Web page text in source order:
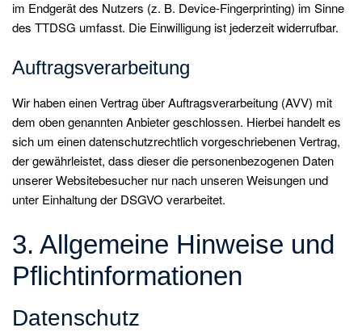
im Endgerät des Nutzers (z. B. Device-Fingerprinting) im Sinne
des TTDSG umfasst. Die Einwilligung ist jederzeit widerrufbar.
Auftragsverarbeitung
Wir haben einen Vertrag über Auftragsverarbeitung (AVV) mit
dem oben genannten Anbieter geschlossen. Hierbei handelt es
sich um einen datenschutzrechtlich vorgeschriebenen Vertrag,
der gewährleistet, dass dieser die personenbezogenen Daten
unserer Websitebesucher nur nach unseren Weisungen und
unter Einhaltung der DSGVO verarbeitet.
3. Allgemeine Hinweise und
Pflicht­informationen
Datenschutz